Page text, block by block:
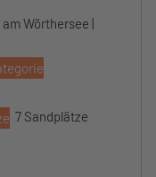
Wörthersee |
7 Sandplätze